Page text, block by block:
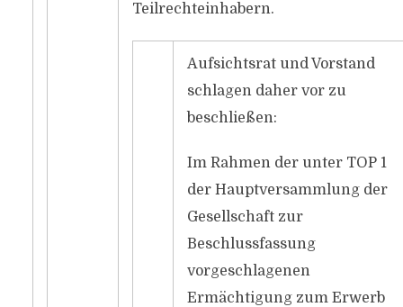
Teilrechteinhabern.
Aufsichtsrat und Vorstand
schlagen daher vor zu
beschließen:
Im Rahmen der unter TOP 1
der Hauptversammlung der
Gesellschaft zur
Beschlussfassung
vorgeschlagenen
Ermächtigung zum Erwerb